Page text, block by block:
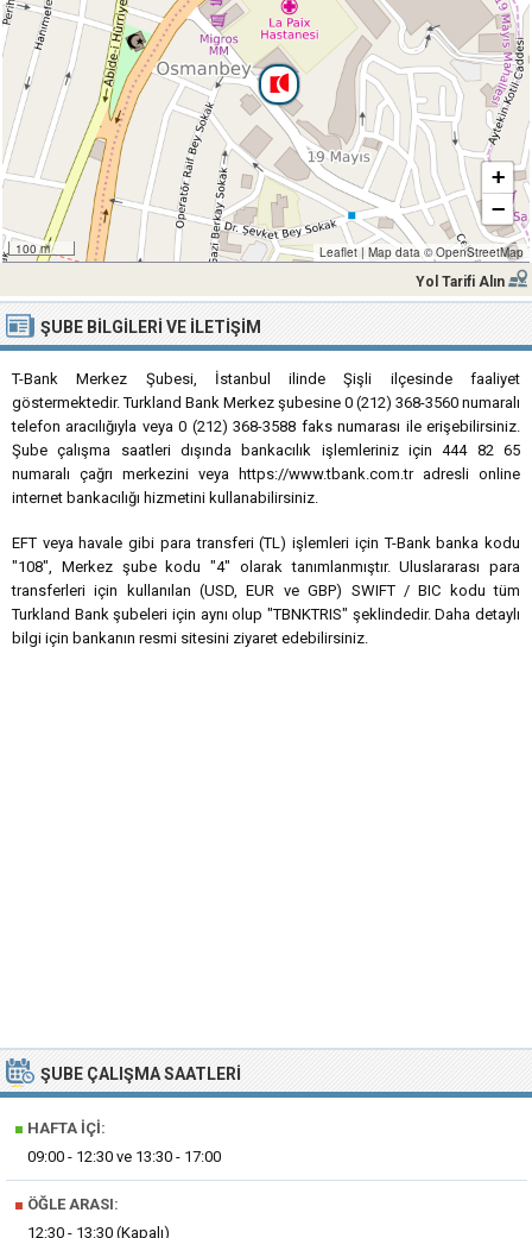
100 m
+
−
Leaflet | Map data ©OpenStreetMap
Yol Tarifi Alın
ŞUBE BILGILERI VE İLETIŞIM
T-Bank Merkez Şubesi, İstanbul ilinde Şişli ilçesinde faaliyet
göstermektedir. Turkland Bank Merkez şubesine 0 (212) 368-3560 numaralı
telefon aracılığıyla veya 0 (212) 368-3588 faks numarası ile erişebilirsiniz.
Şube çalışma saatleri dışında bankacılık işlemleriniz için 444 82 65
numaralı çağrı merkezini veya https://www.tbank.com.tr adresli online
internet bankacılığı hizmetini kullanabilirsiniz.
EFT veya havale gibi para transferi (TL) işlemleri için T-Bank banka kodu
"108", Merkez şube kodu "4" olarak tanımlanmıştır. Uluslararası para
transferleri için kullanılan (USD, EUR ve GBP) SWIFT / BIC kodu tüm
Turkland Bank şubeleri için aynı olup "TBNKTRIS" şeklindedir. Daha detaylı
bilgi için bankanın resmi sitesini ziyaret edebilirsiniz.
ŞUBE ÇALIŞMA SAATLERI
■ HAFTA İÇI:
09:00 - 12:30 ve 13:30 - 17:00
■ ÖĞLE ARASI:
12:30 - 13:30 (Kapalı)